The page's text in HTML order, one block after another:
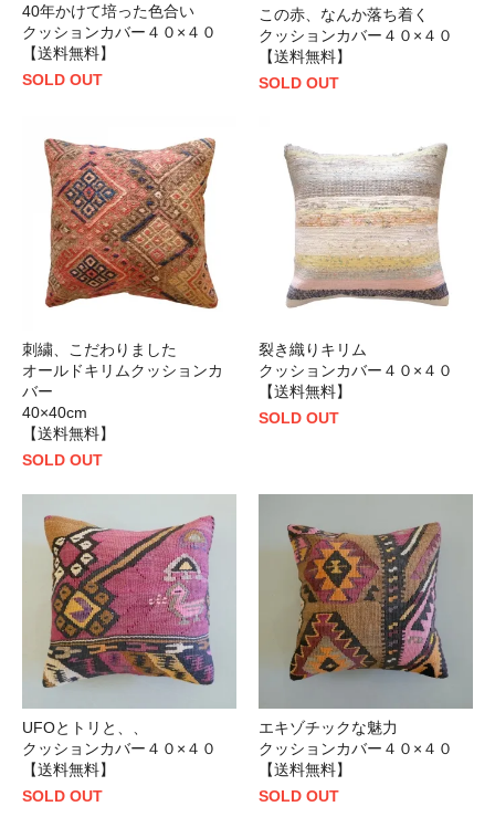
40年かけて培った色合い
クッションカバー４０×４０
【送料無料】
SOLD OUT
この赤、なんか落ち着く
クッションカバー４０×４０
【送料無料】
SOLD OUT
刺繍、こだわりました
オールドキリムクッションカ
バー
40×40cm
【送料無料】
SOLD OUT
裂き織りキリム
クッションカバー４０×４０
【送料無料】
SOLD OUT
UFOとトリと、、
クッションカバー４０×４０
【送料無料】
SOLD OUT
エキゾチックな魅力
クッションカバー４０×４０
【送料無料】
SOLD OUT